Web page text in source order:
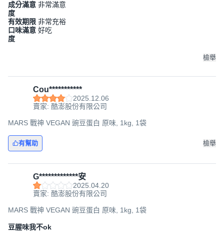
成分滿意
度
非常滿意
有效期限 非常充裕
口味滿意
度
好吃
檢舉
Cou***********
2025.12.06
賣家: 酷澎股份有限公司
MARS 戰神 VEGAN 豌豆蛋白 原味, 1kg, 1袋
有幫助 檢舉
G*************安
2025.04.20
賣家: 酷澎股份有限公司
MARS 戰神 VEGAN 豌豆蛋白 原味, 1kg, 1袋
豆腥味我不ok